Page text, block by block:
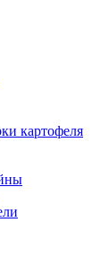
картофеля